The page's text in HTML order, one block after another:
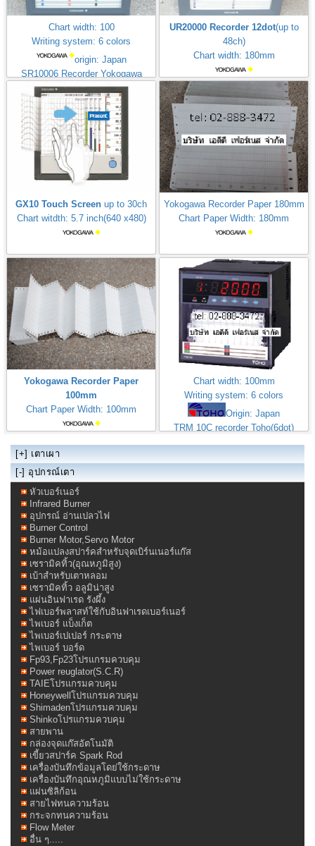
Chart width: 100
Writing system: 6 colors
origin: Japan
SR10006 Recorder Yokogawa
UR20000 Recorder 12dot(up to
48ch)
Chart width: 180mm
GX10 Touch Screen up to 30ch
Chart witdth: 5.7 inch(640 x480)
Yokogawa Recorder Paper 180mm
Chart Paper Width: 180mm
Yokogawa Recorder Paper
100mm
Chart Paper Width: 100mm
Chart width: 100mm
Writing system: 6 colors
Origin: Japan
TRM 10C recorder Toho(6dot)
[+] เตาเผา
[-] อุปกรณ์เตา
หัวเบอร์เนอร์
Infrared Burner
อุปกรณ์ อ่านเปลวไฟ
Burner Control
Burner Motor,Servo Motor
หม้อแปลงสปาร์คสำหรับจุดเบิร์นเนอร์แก๊ส
เซรามิคทิ้ว(อุณหภูมิสูง)
เบ้าสำหรับเตาหลอม
เซรามิคทิ้ว อลูมิน่าสูง
แผ่นอินฟาเรด รังผึ้ง
ไฟเบอร์พลาสท์ใช้กับอินฟาเรดเบอร์เนอร์
ไพเบอร์ แบ็งเก็ต
ไพเบอร์เปเปอร์ กระดาษ
ไพเบอร์ บอร์ด
Fp93,Fp23โปรแกรมควบคุม
Power reuglator(S.C.R)
TAIEโปรแกรมควบคุม
Honeywellโปรแกรมควบคุม
Shimadenโปรแกรมควบคุม
Shinkoโปรแกรมควบคุม
สายพาน
กล่องจุดแก๊สอัตโนมัติ
เขี้ยวสปาร์ค Spark Rod
เครื่องบันทึกข้อมูลโดย่ใช้กระดาษ
เครื่องบันทึกอุณหภูมิแบบไม่ใช้กระดาษ
แผ่นซิลิก้อน
สายไฟทนความร้อน
กระจกทนความร้อน
Flow Meter
อื่น ๆ.....